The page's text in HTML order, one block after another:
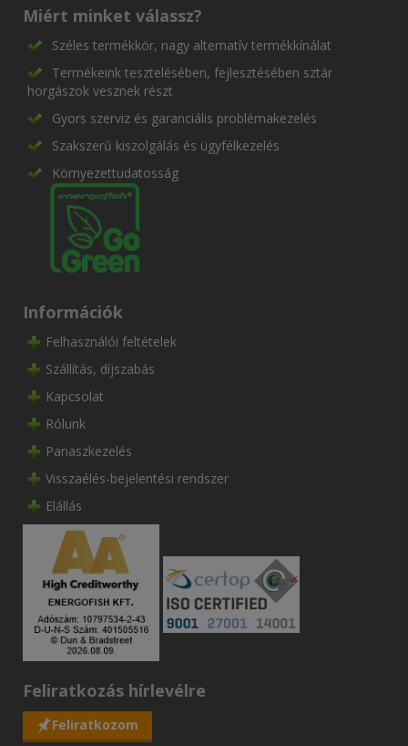
Miért minket válassz?
Széles termékkör, nagy alternatív termékkínálat
Termékeink tesztelésében, fejlesztésében sztár
horgászok vesznek részt
Gyors szerviz és garanciális problémakezelés
Szakszerű kiszolgálás és ügyfélkezelés
Környezettudatosság
Információk
Felhasználói feltételek
Szállítás, díjszabás
Kapcsolat
Rólunk
Panaszkezelés
Visszaélés-bejelentési rendszer
Elállás
Feliratkozás hírlevélre
Feliratkozom